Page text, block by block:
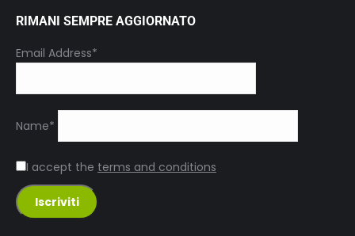
RIMANI SEMPRE AGGIORNATO
Email Address*
Name*
I accept the terms and conditions